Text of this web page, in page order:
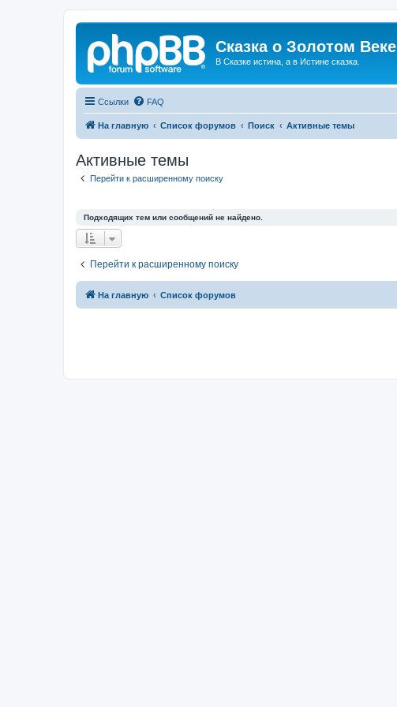
Сказка о Золотом Веке
В Сказке истина, а в Истине сказка.
Ссылки FAQ
На главную Список форумов Поиск Активные темы
Активные темы
Перейти к расширенному поиску
Подходящих тем или сообщений не найдено.
Перейти к расширенному поиску
На главную Список форумов